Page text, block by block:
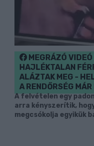
MEGRÁZÓ
HAJLÉKTALAN
ALÁZTAK MEG -
A RENDŐRSÉG
A felvételen egy
arra kényszerítik,
megcsókolja egyikük